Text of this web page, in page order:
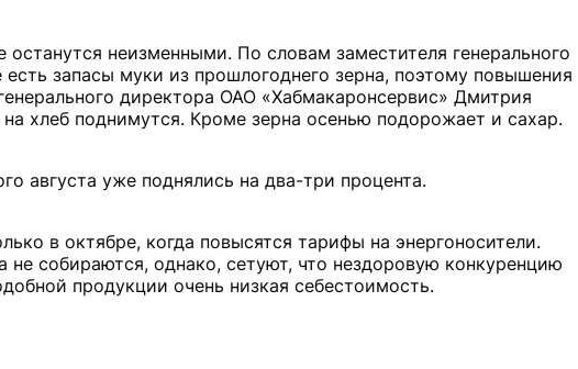
неизменными. По словам заместителя генерального
запасы муки из прошлогоднего зерна, поэтому повышения
директора ОАО «Хабмакаронсервис» Дмитрия
хлеб поднимутся. Кроме зерна осенью подорожает и сахар.
августа уже поднялись на два-три процента.
в октябре, когда повысятся тарифы на энергоносители.
собираются, однако, сетуют, что нездоровую конкуренцию
продукции очень низкая себестоимость.